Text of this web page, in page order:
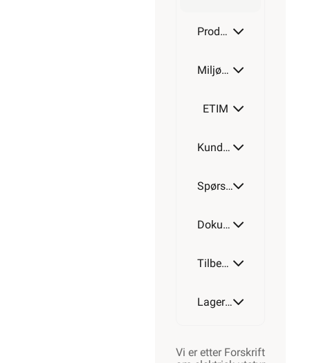
Produktdetaljer
Miljøparametere
ETIM
Kundeomtale
Spørsmål og svar
Dokumentasjon
Tilbehør
Lagerstatus
Vi er etter Forskrift